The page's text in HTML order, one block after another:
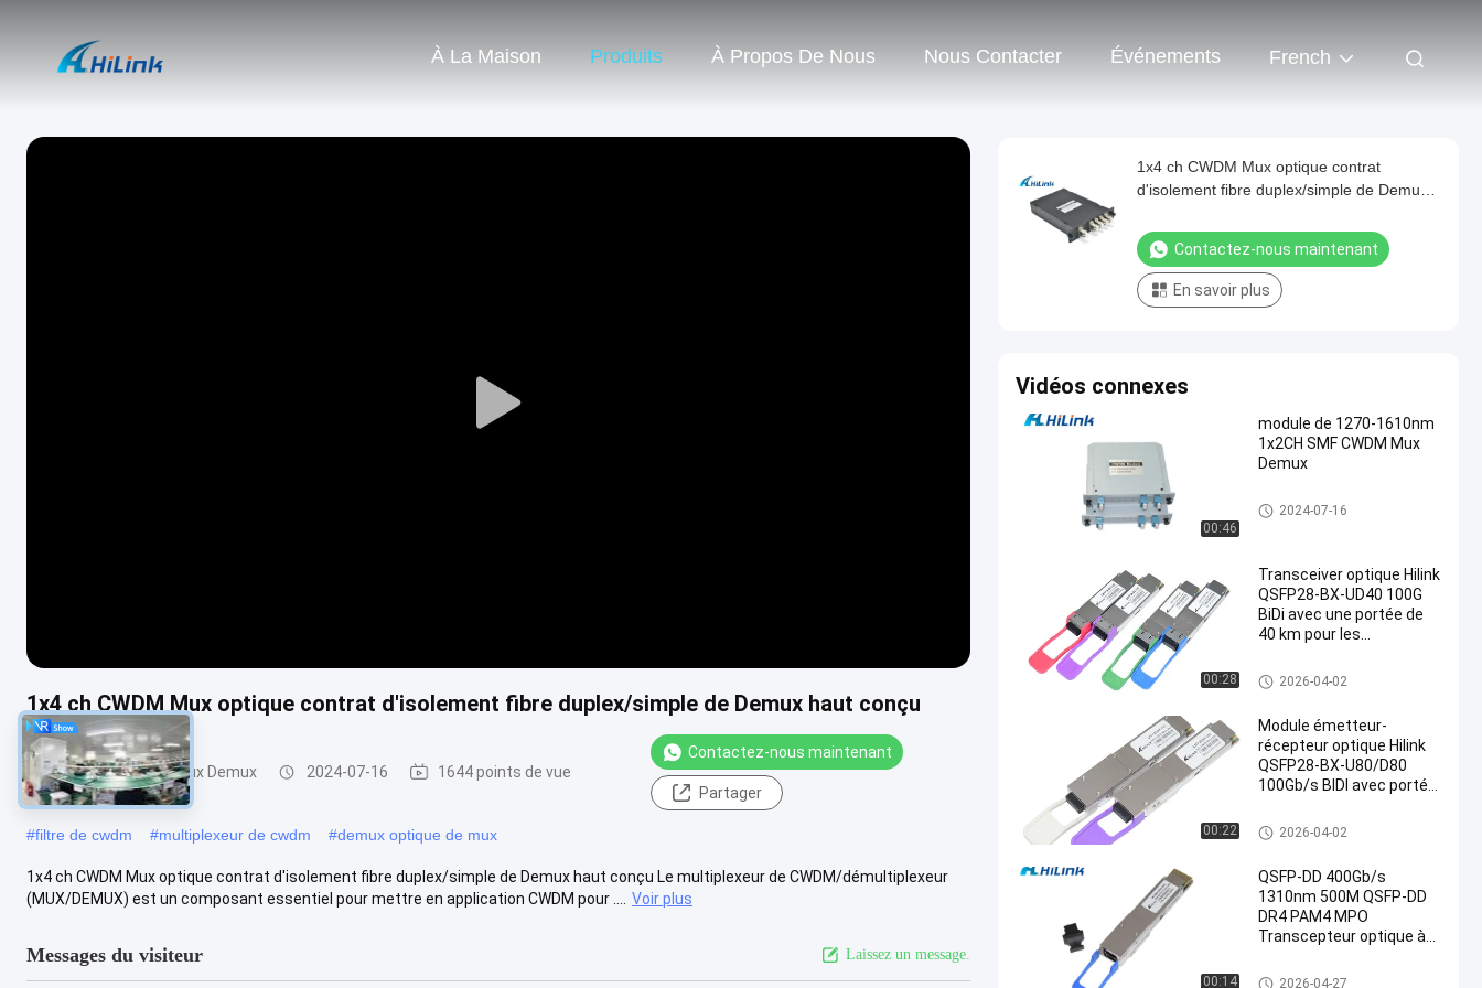
À La Maison Produits À Propos De Nous Nous Contacter Événements French
Play
1x4 ch CWDM Mux optique contrat d'isolement fibre duplex/simple de Demux haut conçu
Module de CWDM Mux Demux 2024-07-16 1644 points de vue
Contactez-nous maintenant
Partager
#filtre de cwdm #multiplexeur de cwdm #demux optique de mux
1x4 ch CWDM Mux optique contrat d'isolement fibre duplex/simple de Demux haut conçu Le multiplexeur de CWDM/démultiplexeur
(MUX/DEMUX) est un composant essentiel pour mettre en application CWDM pour ....
Voir plus
Messages du visiteur Laissez un message.
1x4 ch CWDM Mux optique contrat
d'isolement fibre duplex/simple de Demux
Contactez-nous maintenant
En savoir plus
Vidéos connexes
00:46
module de 1270-1610nm
1x2CH SMF CWDM Mux
Demux
Module de CWDM Mux Demux
2024-07-16
00:28
Transceiver optique Hilink
QSFP28-BX-UD40 100G
BiDi avec une portée de
40 km pour les
données
Module optique d'émetteur-réc
epteur
2026-04-02
00:22
Module émetteur-
récepteur optique Hilink
QSFP28-BX-U80/D80
100Gb/s BIDI avec portée
100G
Module optique d'émetteur-réc
epteur
2026-04-02
00:14
QSFP-DD 400Gb/s
1310nm 500M QSFP-DD
DR4 PAM4 MPO
Transcepteur optique à
Module optique d'émetteur-réc
2026-04-27